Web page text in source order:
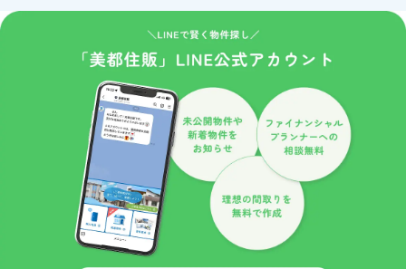
当社はセキュリティに関して収集した個人情報は、適切な管理
のもとで安全に保管し、不正アクセス、紛失、破壊、改竄、漏
洩等から保護するための対策を講じ、業務の委託先にもこれを
徹底するよう指導いたします。
個人情報の開示
当社がお預かりした個人情報は、下記のいずれかに該当する場
合を除いていかなる第三者にも開示いたしません。
１、お客様の同意がある場合。
２、法令の規定に基づく、裁判所等の命令・請求によるとき。
３、警察等の捜査協力のため。
４、当サイトに個人情報の収集にあたり掲示された規約等によ
り、特段の定めがあるとき。